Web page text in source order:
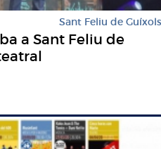
Sant Feliu de Guíxols
a Sant Feliu de